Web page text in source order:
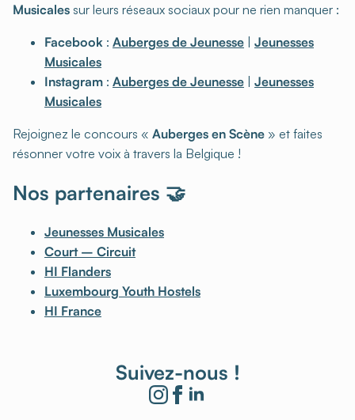
Musicales sur leurs réseaux sociaux pour ne rien manquer :
Facebook : Auberges de Jeunesse | Jeunesses
Musicales
Instagram : Auberges de Jeunesse | Jeunesses
Musicales
Rejoignez le concours « Auberges en Scène » et faites
résonner votre voix à travers la Belgique !
Nos partenaires 🤝
Jeunesses Musicales
Court – Circuit
HI Flanders
Luxembourg Youth Hostels
HI France
Suivez-nous !